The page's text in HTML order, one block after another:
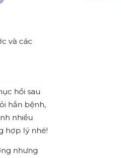
và các
hồi sau
hẳn bệnh,
nhiều
hợp lý nhé!
nhưng